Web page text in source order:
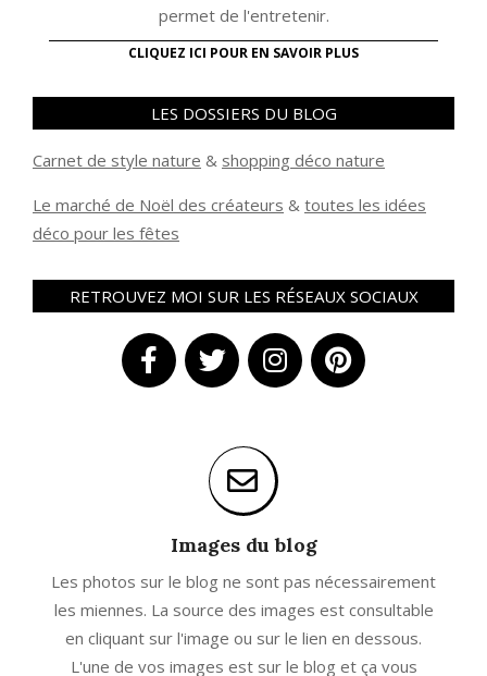
permet de l'entretenir.
CLIQUEZ ICI POUR EN SAVOIR PLUS
LES DOSSIERS DU BLOG
Carnet de style nature & shopping déco nature
Le marché de Noël des créateurs & toutes les idées
déco pour les fêtes
RETROUVEZ MOI SUR LES RÉSEAUX SOCIAUX
Images du blog
Les photos sur le blog ne sont pas nécessairement
les miennes. La source des images est consultable
en cliquant sur l'image ou sur le lien en dessous.
L'une de vos images est sur le blog et ça vous